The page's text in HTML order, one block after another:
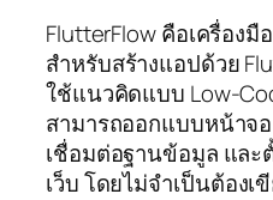
FlutterFlow คือเครื่องมื
สำหรับสร้างแอปด้วย
ใช้แนวคิดแบบ Low-
สามารถออกแบบหน้าจ
เชื่อมต่อฐานข้อมูล และ
เว็บ โดยไม่จำเป็นต้อง